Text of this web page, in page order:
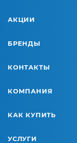
АКЦИИ
БРЕНДЫ
КОНТАКТЫ
КОМПАНИЯ
КАК КУПИТЬ
УСЛУГИ